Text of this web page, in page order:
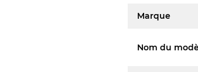
Marque
Nom du